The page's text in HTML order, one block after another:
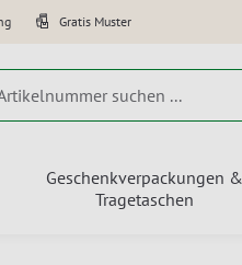
Gratis Muster
Geschenkverpackungen &
Tragetaschen